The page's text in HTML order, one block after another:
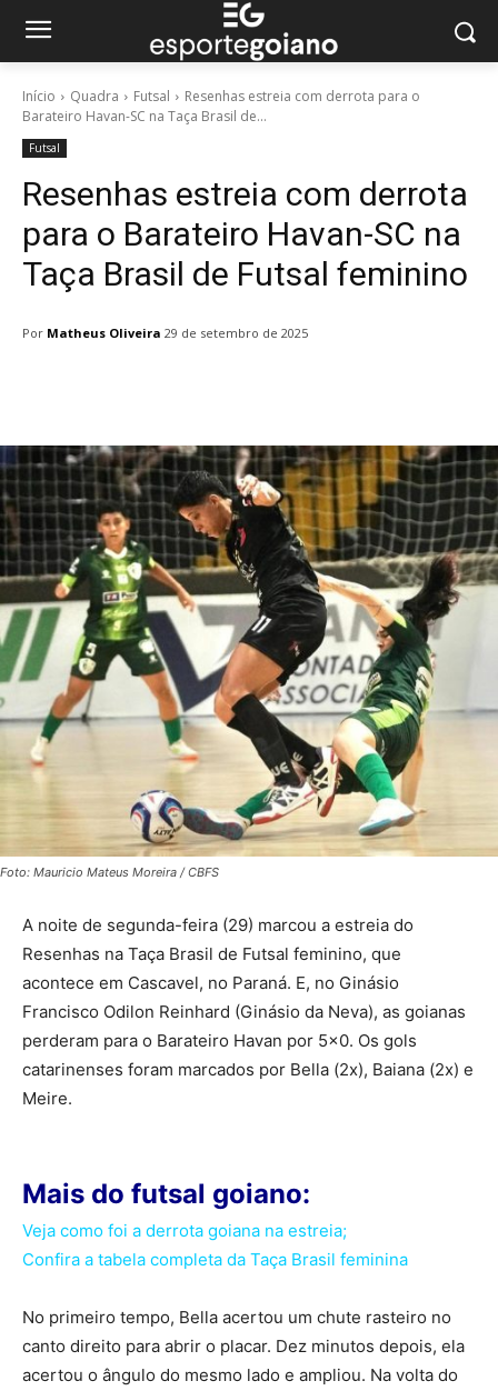
Início Quadra Futsal
Resenhas estreia com derrota para o
Barateiro Havan-SC na Taça Brasil de...
Futsal
Resenhas estreia com derrota
para o Barateiro Havan-SC na
Taça Brasil de Futsal feminino
Por Matheus Oliveira 29 de setembro de 2025
Foto: Mauricio Mateus Moreira / CBFS
A noite de segunda-feira (29) marcou a estreia do
Resenhas na Taça Brasil de Futsal feminino, que
acontece em Cascavel, no Paraná. E, no Ginásio
Francisco Odilon Reinhard (Ginásio da Neva), as goianas
perderam para o Barateiro Havan por 5×0. Os gols
catarinenses foram marcados por Bella (2x), Baiana (2x) e
Meire.
Mais do futsal goiano:
Veja como foi a derrota goiana na estreia;
Confira a tabela completa da Taça Brasil feminina
No primeiro tempo, Bella acertou um chute rasteiro no
canto direito para abrir o placar. Dez minutos depois, ela
acertou o ângulo do mesmo lado e ampliou. Na volta do